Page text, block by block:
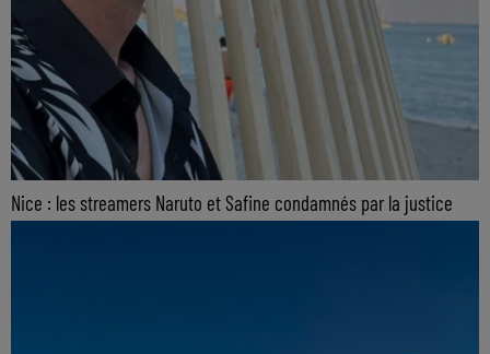
Nice : les streamers Naruto et Safine condamnés par la justice